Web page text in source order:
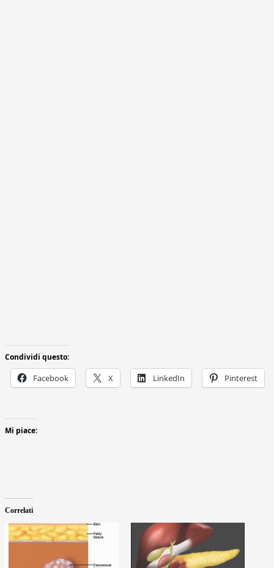
Condividi questo:
Facebook X LinkedIn Pinterest
Mi piace:
Correlati